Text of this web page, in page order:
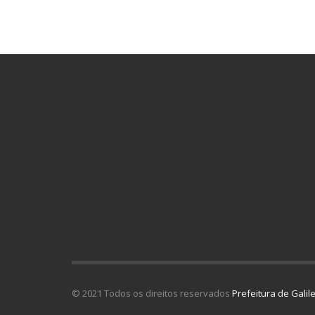
© 2021 Todos os direitos reservados Prefeitura de